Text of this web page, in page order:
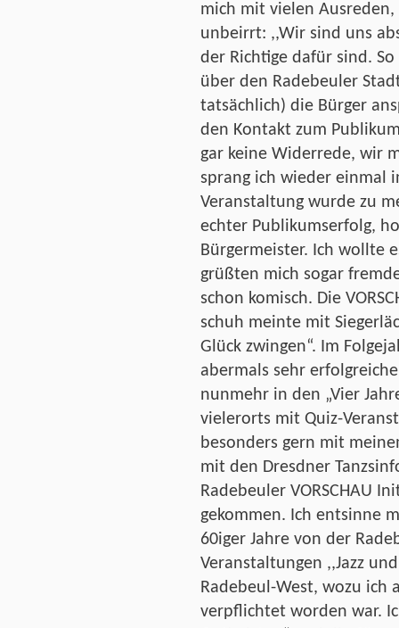
mich mit vielen
unbeirrt: ,,Wir sind uns
der Richtige dafür sind.
über den Radebeuler
tatsächlich) die Bürger
den Kontakt zum
gar keine Widerrede, wir
sprang ich wieder einmal
Veranstaltung wurde zu
echter Publikumserfolg,
Bürgermeister. Ich wollte
grüßten mich sogar
schon komisch. Die
schuh meinte mit
Glück zwingen“. Im
abermals sehr
nunmehr in den „Vier
vielerorts mit Quiz-
besonders gern mit
mit den Dresdner
Radebeuler VORSCHAU
gekommen. Ich entsinne
60iger Jahre von der
Veranstaltungen ,,Jazz
Radebeul-West, wozu ich
verpflichtet worden war.